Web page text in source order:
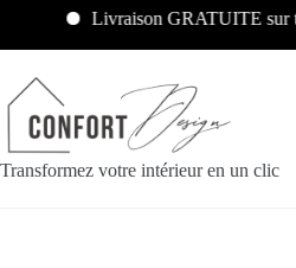
Livraison GRATUITE sur
Transformez votre intérieur en un clic